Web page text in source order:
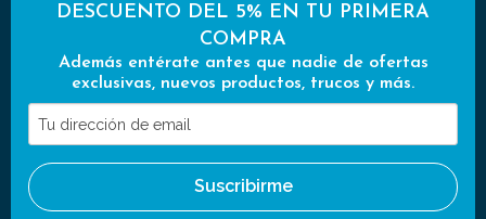
DESCUENTO DEL 5% EN TU PRIMERA
COMPRA
Además entérate antes que nadie de ofertas
exclusivas, nuevos productos, trucos y más.
Tu
dirección
de
email
Suscribirme